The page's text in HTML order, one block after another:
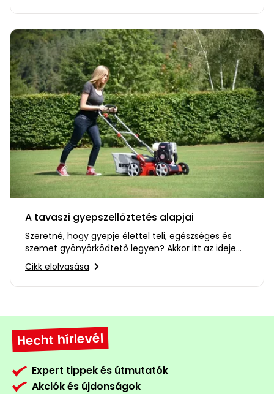
A tavaszi gyepszellőztetés alapjai
Szeretné, hogy gyepje élettel teli, egészséges és
szemet gyönyörködtető legyen? Akkor itt az ideje
a…
Cikk elolvasása
Hecht hírlevél
Expert tippek és útmutatók
Akciók és újdonságok